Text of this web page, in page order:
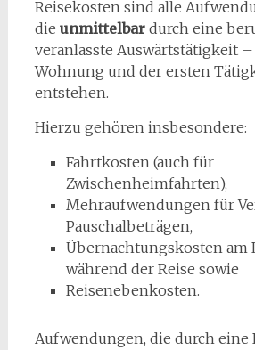
Reisekosten sind alle
die unmittelbar durch eine
veranlasste Auswärtstätigkeit
Wohnung und der ersten
entstehen.
Hierzu gehören insbesondere:
Fahrtkosten (auch für
Zwischenheimfahrten),
Mehraufwendungen für
Pauschalbeträgen,
Übernachtungskosten am
während der Reise sowie
Reisenebenkosten.
Aufwendungen, die durch eine